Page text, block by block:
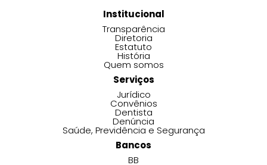
Institucional
Transparência
Diretoria
Estatuto
História
Quem somos
Serviços
Jurídico
Convênios
Dentista
Denúncia
Saúde, Previdência e Segurança
Bancos
BB